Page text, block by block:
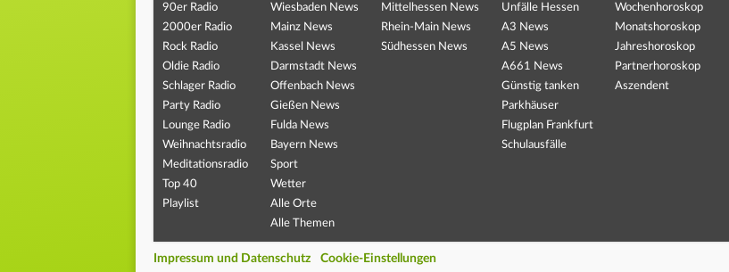
90er Radio
2000er Radio
Rock Radio
Oldie Radio
Schlager Radio
Party Radio
Lounge Radio
Weihnachtsradio
Meditationsradio
Top 40
Playlist
Wiesbaden News
Mainz News
Kassel News
Darmstadt News
Offenbach News
Gießen News
Fulda News
Bayern News
Sport
Wetter
Alle Orte
Alle Themen
Mittelhessen News
Rhein-Main News
Südhessen News
Unfälle Hessen
A3 News
A5 News
A661 News
Günstig tanken
Parkhäuser
Flugplan Frankfurt
Schulausfälle
Wochenhoroskop
Monatshoroskop
Jahreshoroskop
Partnerhoroskop
Aszendent
Impressum und Datenschutz Cookie-Einstellungen